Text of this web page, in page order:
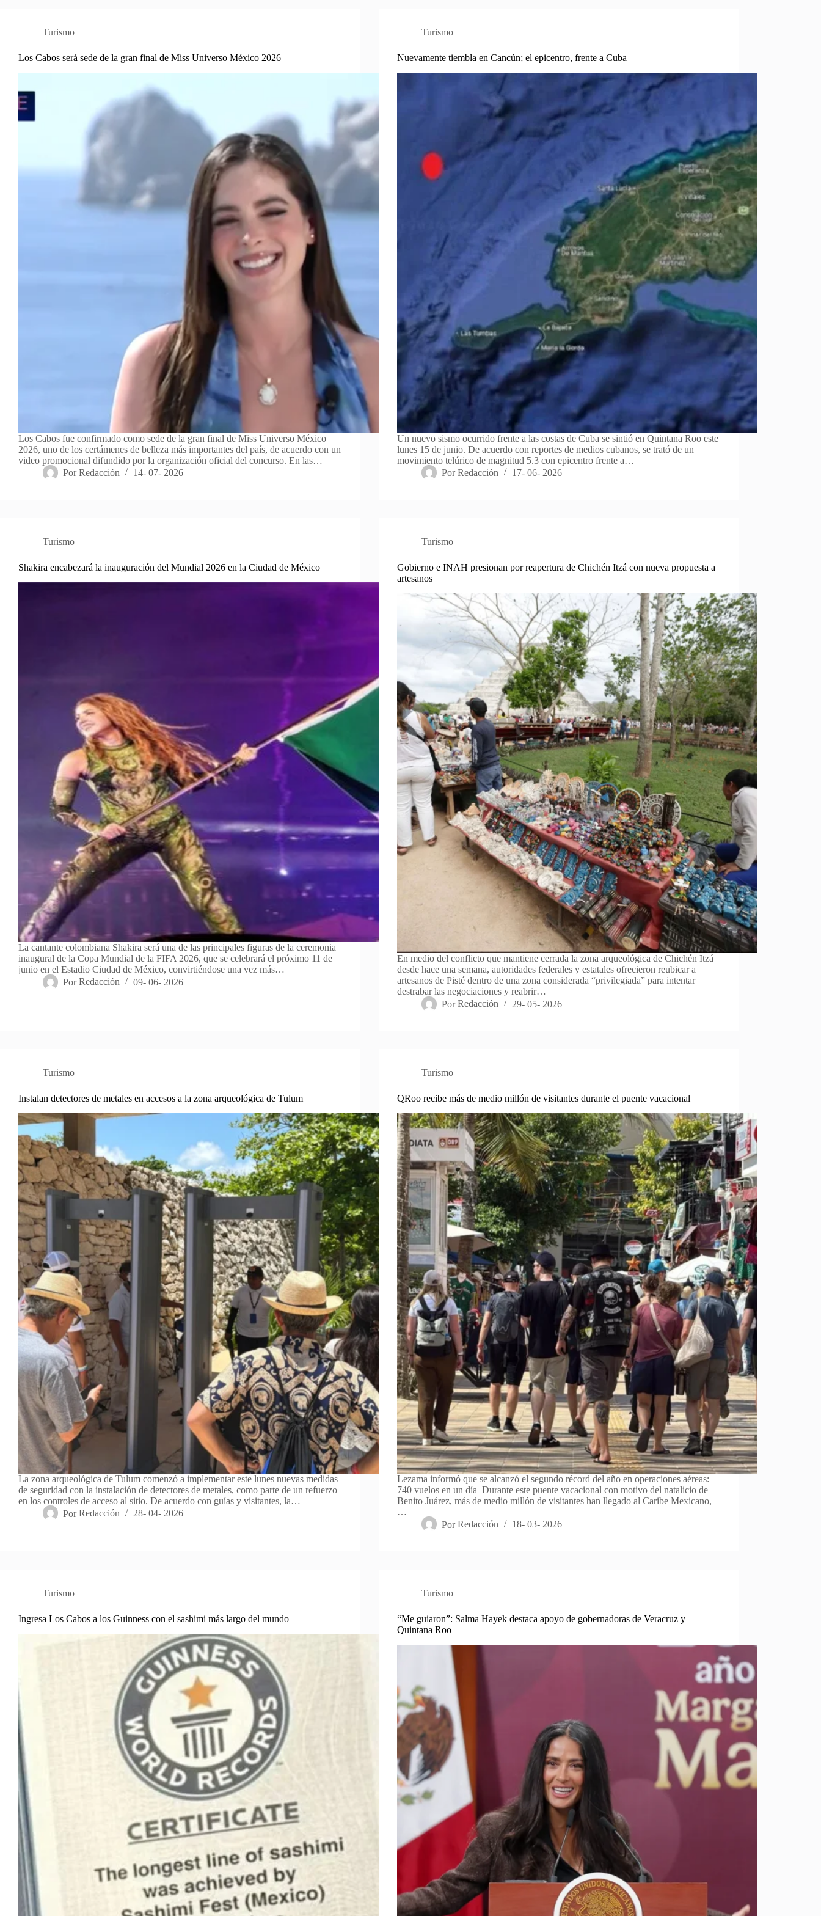
Turismo
Los Cabos será sede de la gran final de Miss Universo México 2026
Los Cabos fue confirmado como sede de la gran final de Miss Universo México
2026, uno de los certámenes de belleza más importantes del país, de acuerdo con un
video promocional difundido por la organización oficial del concurso. En las…
Por Redacción 14- 07- 2026
Turismo
Nuevamente tiembla en Cancún; el epicentro, frente a Cuba
Un nuevo sismo ocurrido frente a las costas de Cuba se sintió en Quintana Roo este
lunes 15 de junio. De acuerdo con reportes de medios cubanos, se trató de un
movimiento telúrico de magnitud 5.3 con epicentro frente a…
Por Redacción 17- 06- 2026
Turismo
Shakira encabezará la inauguración del Mundial 2026 en la Ciudad de México
La cantante colombiana Shakira será una de las principales figuras de la ceremonia
inaugural de la Copa Mundial de la FIFA 2026, que se celebrará el próximo 11 de
junio en el Estadio Ciudad de México, convirtiéndose una vez más…
Por Redacción 09- 06- 2026
Turismo
Gobierno e INAH presionan por reapertura de Chichén Itzá con nueva propuesta a
artesanos
En medio del conflicto que mantiene cerrada la zona arqueológica de Chichén Itzá
desde hace una semana, autoridades federales y estatales ofrecieron reubicar a
artesanos de Pisté dentro de una zona considerada “privilegiada” para intentar
destrabar las negociaciones y reabrir…
Por Redacción 29- 05- 2026
Turismo
Instalan detectores de metales en accesos a la zona arqueológica de Tulum
La zona arqueológica de Tulum comenzó a implementar este lunes nuevas medidas
de seguridad con la instalación de detectores de metales, como parte de un refuerzo
en los controles de acceso al sitio. De acuerdo con guías y visitantes, la…
Por Redacción 28- 04- 2026
Turismo
QRoo recibe más de medio millón de visitantes durante el puente vacacional
Lezama informó que se alcanzó el segundo récord del año en operaciones aéreas:
740 vuelos en un día Durante este puente vacacional con motivo del natalicio de
Benito Juárez, más de medio millón de visitantes han llegado al Caribe Mexicano,
…
Por Redacción 18- 03- 2026
Turismo
Ingresa Los Cabos a los Guinness con el sashimi más largo del mundo
Turismo
“Me guiaron”: Salma Hayek destaca apoyo de gobernadoras de Veracruz y
Quintana Roo